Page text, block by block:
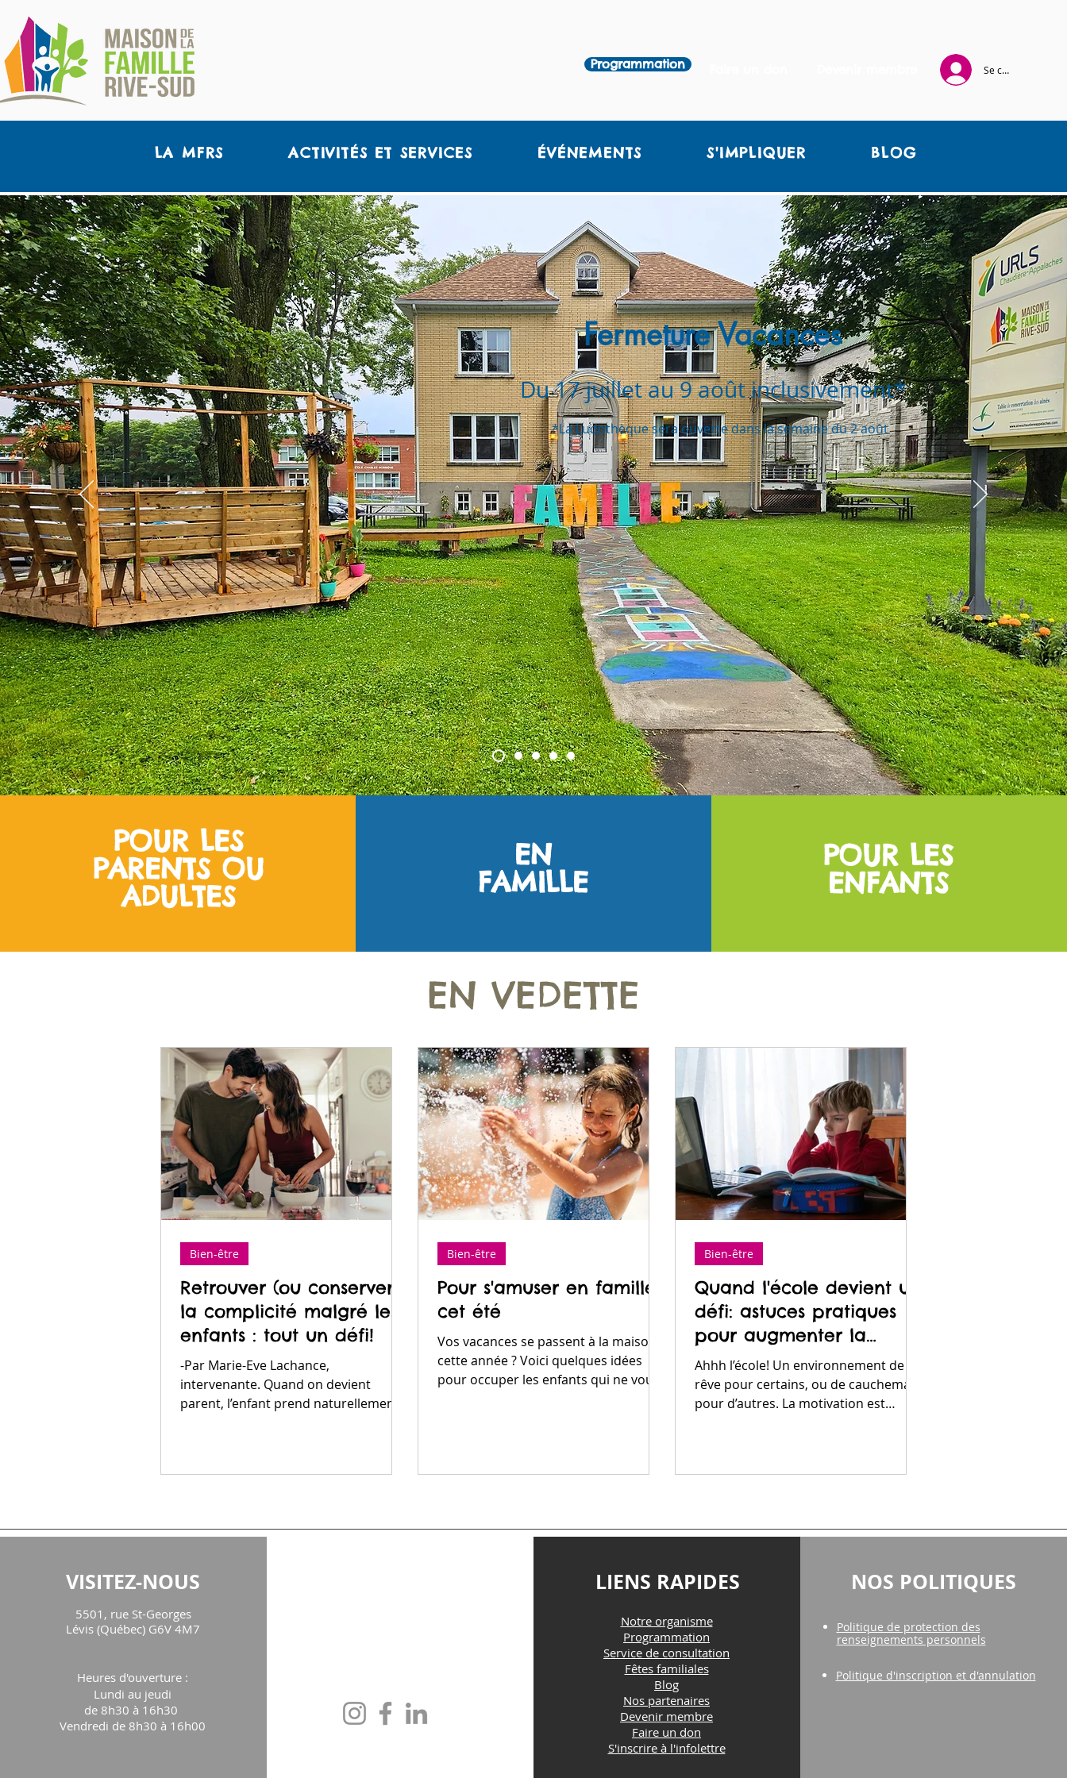
Programmation Se connecter
LA MFRS ACTIVITÉS ET SERVICES ÉVÉNEMENTS S'IMPLIQUER BLOG
Fermeture Vacances
Du 17 juillet au 9 août inclusivement*
*La Ludothèque sera ouverte dans la semaine du 2 août
POUR LES
PARENTS OU
ADULTES
EN
FAMILLE
POUR LES
ENFANTS
EN VEDETTE
Retrouver (ou conserver)
la complicité malgré les
enfants : tout un défi!
-Par Marie-Eve Lachance,
intervenante. Quand on devient
parent, l’enfant prend naturellement
sans arrêt, les routines, le quotidien,
partenaire, un bon employé, un bon
coupables dès qu’on met en priorité
autre chose que nos enfants. La peur
de mal faire, de «bri
Bien-être
Pour s'amuser en famille
cet été
Vos vacances se passent à la maison
cette année ? Voici quelques idées
pour occuper les enfants qui ne vous
Bien-être
Quand l'école devient un
défi: astuces pratiques
pour augmenter la
motivation
Ahhh l’école! Un environnement de
rêve pour certains, ou de cauchemars
pour d’autres. La motivation est
Bien-être
VISITEZ-NOUS
5501, rue St-Georges
Lévis (Québec) G6V 4M7
Heures d'ouverture :
Lundi au jeudi
de 8h30 à 16h30
Vendredi de 8h30 à 16h00
LIENS RAPIDES
Notre organisme
Programmation
Service de consultation
Fêtes familiales
Blog
Nos partenaires
Devenir membre
Faire un don
S'inscrire à l'infolettre
NOS POLITIQUES
Politique de protection des
renseignements personnels
Politique d'inscription et d'annulation